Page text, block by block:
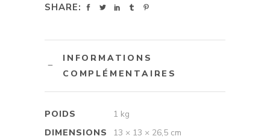
SHARE:
INFORMATIONS
COMPLÉMENTAIRES
POIDS
1 kg
DIMENSIONS
13 × 13 × 26,5 cm